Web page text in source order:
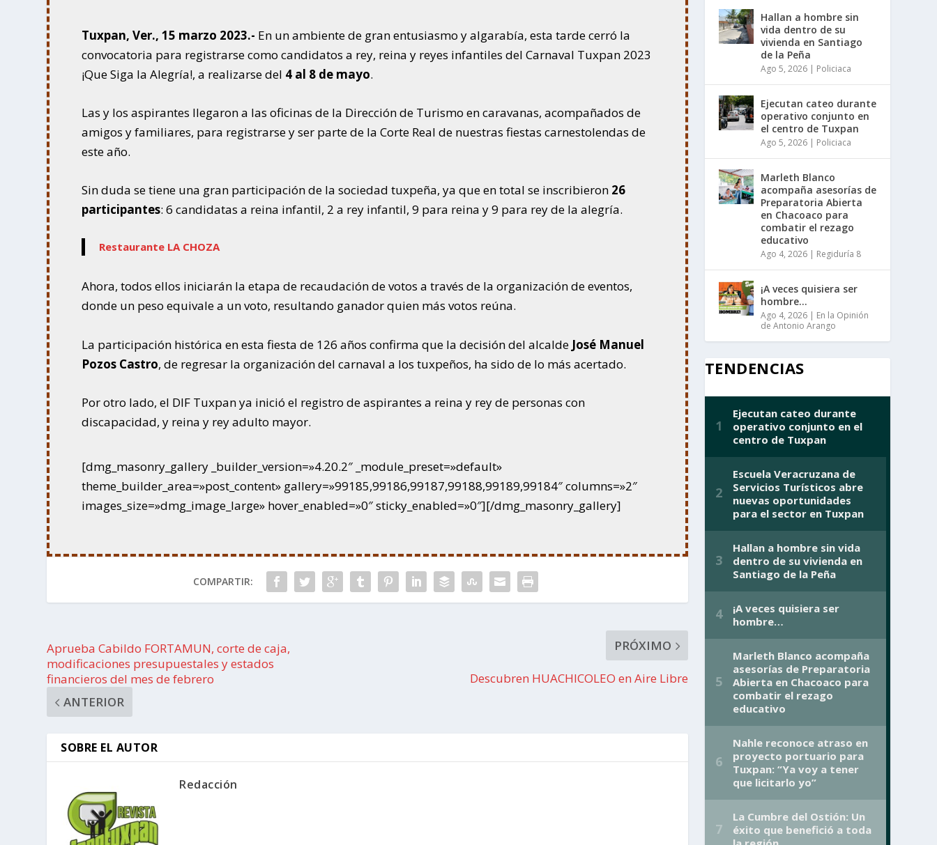
Tuxpan, Ver., 15 marzo 2023.- En un ambiente de gran entusiasmo y algarabía, esta tarde cerró la
convocatoria para registrarse como candidatos a rey, reina y reyes infantiles del Carnaval Tuxpan 2023
¡Que Siga la Alegría!, a realizarse del 4 al 8 de mayo.
Las y los aspirantes llegaron a las oficinas de la Dirección de Turismo en caravanas, acompañados de
amigos y familiares, para registrarse y ser parte de la Corte Real de nuestras fiestas carnestolendas de
este año.
Sin duda se tiene una gran participación de la sociedad tuxpeña, ya que en total se inscribieron 26
participantes: 6 candidatas a reina infantil, 2 a rey infantil, 9 para reina y 9 para rey de la alegría.
Restaurante LA CHOZA
Ahora, todos ellos iniciarán la etapa de recaudación de votos a través de la organización de eventos,
donde un peso equivale a un voto, resultando ganador quien más votos reúna.
La participación histórica en esta fiesta de 126 años confirma que la decisión del alcalde José Manuel
Pozos Castro, de regresar la organización del carnaval a los tuxpeños, ha sido de lo más acertado.
Por otro lado, el DIF Tuxpan ya inició el registro de aspirantes a reina y rey de personas con
discapacidad, y reina y rey adulto mayor.
[dmg_masonry_gallery _builder_version=»4.20.2″ _module_preset=»default»
theme_builder_area=»post_content» gallery=»99185,99186,99187,99188,99189,99184″ columns=»2″
images_size=»dmg_image_large» hover_enabled=»0″ sticky_enabled=»0″][/dmg_masonry_gallery]
COMPARTIR:
Aprueba Cabildo FORTAMUN, corte de caja,
modificaciones presupuestales y estados
financieros del mes de febrero
ANTERIOR
PRÓXIMO
Descubren HUACHICOLEO en Aire Libre
SOBRE EL AUTOR
Redacción
Hallan a hombre sin
vida dentro de su
vivienda en Santiago
de la Peña
Ago 5, 2026| Policiaca
Ejecutan cateo durante
operativo conjunto en
el centro de Tuxpan
Ago 5, 2026| Policiaca
Marleth Blanco
acompaña asesorías de
Preparatoria Abierta
en Chacoaco para
combatir el rezago
educativo
Ago 4, 2026| Regiduría 8
¡A veces quisiera ser
hombre…
Ago 4, 2026| En la Opinión
de Antonio Arango
TENDENCIAS